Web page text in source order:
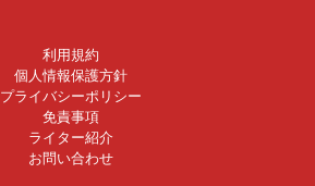
利用規約
個人情報保護方針
プライバシーポリシー
免責事項
ライター紹介
お問い合わせ